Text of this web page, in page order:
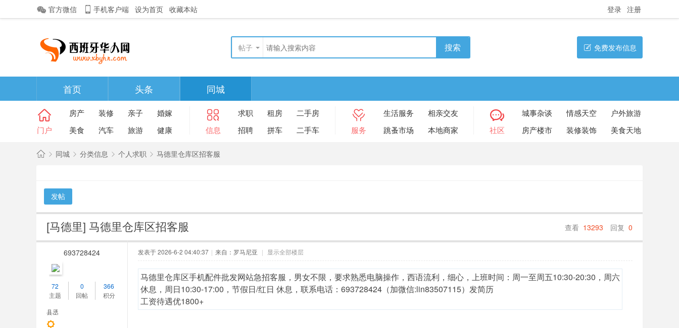
官方微信 手机客户端 设为首页 收藏本站 登录 注册
帖子 搜索 免费发布信息
首页 头条 同城
门户
房产 装修 亲子
婚嫁
美食
汽车 旅游 健康 信息
求职 租房
二手房
招聘
拼车 二手车 服务
生活服务
相亲交友
跳蚤市场
本地商家 社区
城事杂谈 情感天空
户外旅游
房产楼市
装修装饰 美食天地
华
网
»
同城 分类信息 个人求职 马德里仓库区招客服
发帖
查看 13293 回复 0
[马德里] 马德里仓库区招客服
693728424
72
主题
0
回帖
366
积分
县丞
发表于 2026-6-2 04:40:37 | 来自：罗马尼亚 | 显示全部楼层
马德里仓库区手机配件批发网站急招客服，男女不限，要求熟悉电脑操作，西语流利，细心，上班时间：周一至周五10:30-20:30，周六
休息，周日10:30-17:00，节假日/红日 休息，联系电话：693728424（加微信:lin83507115）发简历
工资待遇优1800+